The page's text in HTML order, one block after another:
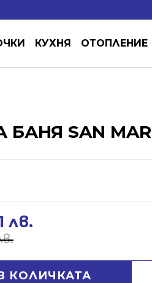
КУХНЯ ОТОПЛЕНИЕ
SAN
лв.
КОЛИЧКАТА